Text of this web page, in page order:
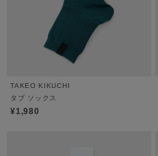
TAKEO KIKUCHI
タブ ソックス
¥1,980